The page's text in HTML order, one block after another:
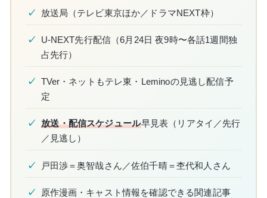
放送局（テレビ東京ほか／ドラマNEXT枠）
U-NEXT先行配信（6月24日 夜9時〜各話1週間独
占先行）
TVer・ネットもテレ東・Leminoの見逃し配信予
定
放送・配信スケジュール早見表（リアタイ／先行
／見逃し）
戸田渉＝奥智哉さん／佐伯千晴＝杢代和人さん
原作漫画・キャスト情報を確認できる関連記事